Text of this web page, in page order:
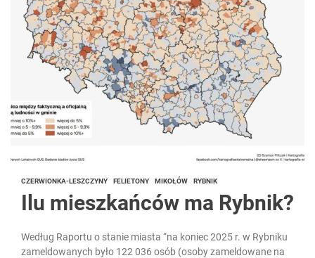
CZERWIONKA-LESZCZYNY FELIETONY MIKOŁÓW RYBNIK
Ilu mieszkańców ma Rybnik?
Według Raportu o stanie miasta “na koniec 2025 r. w Rybniku
zameldowanych było 122 036 osób (osoby zameldowane na